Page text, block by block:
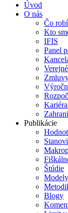
Úvod
O nás
Čo
Kto
IFIS
Panel
Publikácie
Štúdie
Modely
Blogy